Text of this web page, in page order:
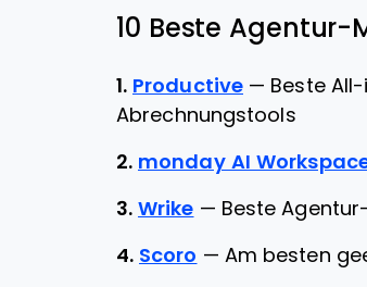
10 Beste
1. Productive — Beste
Abrechnungstools
2. monday AI
3. Wrike — Beste
4. Scoro — Am besten